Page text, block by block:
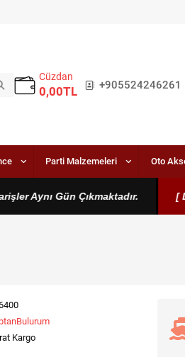
Cüzdan
0,00TL +905524246261
Parti Malzemeleri Oto
Aynı Gün Çıkmaktadır. [
Kargo